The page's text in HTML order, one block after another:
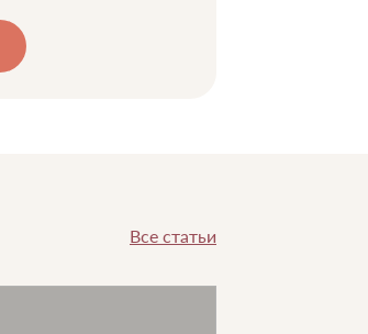
Все статьи